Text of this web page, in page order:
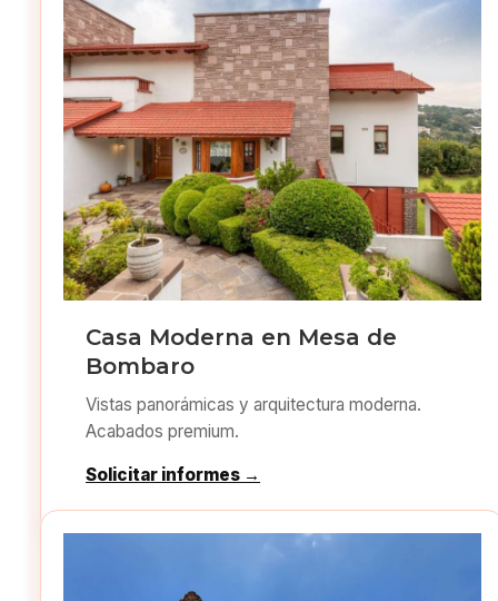
Casa Moderna en Mesa de
Bombaro
Vistas panorámicas y arquitectura moderna.
Acabados premium.
Solicitar informes →